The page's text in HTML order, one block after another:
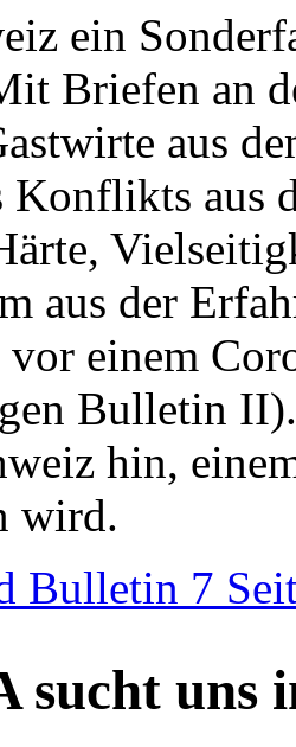
ein
Briefen an
aus
aus
aus der
vor einem
Bulletin
hin,
wird.
Bulletin 7
sucht uns